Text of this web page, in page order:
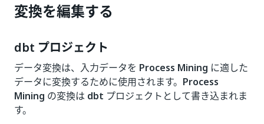
変換を編集する
dbt プロジェクト
データ変換は、入力データを Process Mining に適した
データに変換するために使用されます。 Process
Mining の変換は dbt プロジェクトとして書き込まれま
す。